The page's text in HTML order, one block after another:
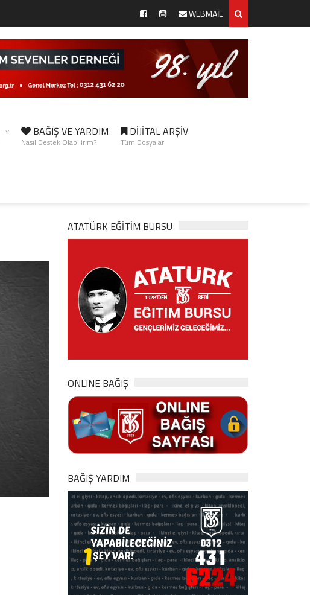
WEBMAİL
BAĞIŞ VE YARDIM
Nasıl Destek Olabilirim?
DİJİTAL ARŞİV
Tüm Dosyalar
ATATÜRK EĞITIM BURSU
ONLINE BAĞIŞ
BAĞIŞ YARDIM